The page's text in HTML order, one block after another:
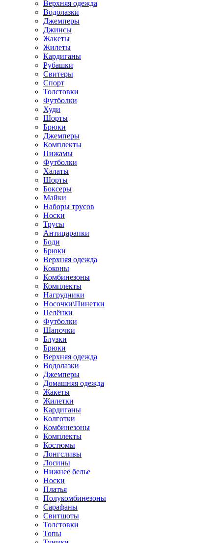
Верхняя одежда
Водолазки
Джемперы
Джинсы
Жакеты
Жилеты
Кардиганы
Рубашки
Свитеры
Спорт
Толстовки
Футболки
Худи
Шорты
Брюки
Джемперы
Комплекты
Пижамы
Футболки
Халаты
Шорты
Боксеры
Майки
Наборы трусов
Носки
Трусы
Антицарапки
Боди
Брюки
Верхняя одежда
Коконы
Комбинезоны
Комплекты
Нагрудники
Носочки\Пинетки
Пелёнки
Футболки
Шапочки
Блузки
Брюки
Верхняя одежда
Водолазки
Джемперы
Домашняя одежда
Жакеты
Жилетки
Кардиганы
Колготки
Комбинезоны
Комплекты
Костюмы
Лонгсливы
Лосины
Нижнее белье
Носки
Платья
Полукомбинезоны
Сарафаны
Свитшоты
Толстовки
Топы